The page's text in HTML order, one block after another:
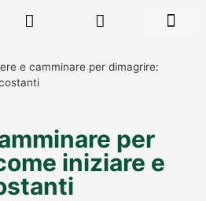
e camminare per dimagrire:
per
iniziare e